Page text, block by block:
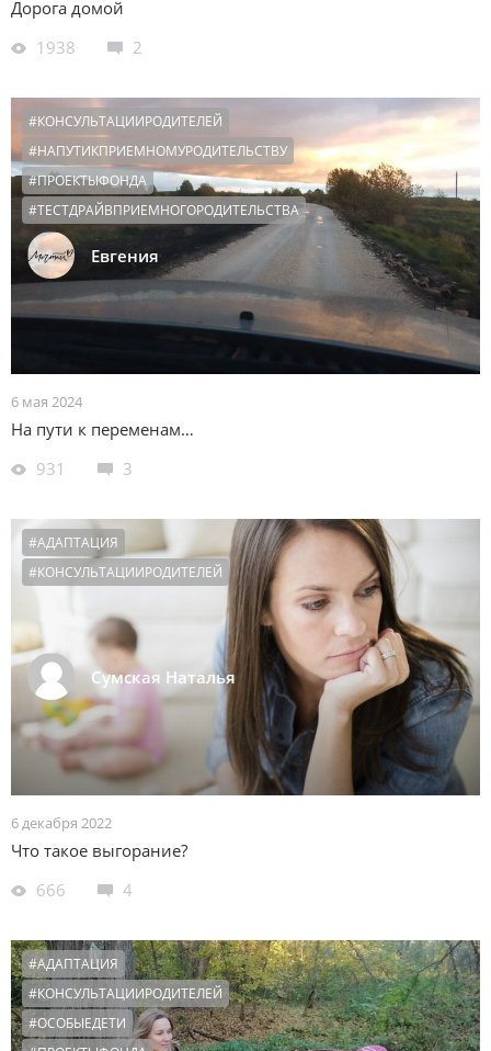
Дорога домой
1938
2
Евгения
#КОНСУЛЬТАЦИИРОДИТЕЛЕЙ
#НАПУТИКПРИЕМНОМУРОДИТЕЛЬСТВУ
#ПРОЕКТЫФОНДА
#ТЕСТДРАЙВПРИЕМНОГОРОДИТЕЛЬСТВА
6 мая 2024
На пути к переменам…
931
3
Сумская Наталья
#АДАПТАЦИЯ
#КОНСУЛЬТАЦИИРОДИТЕЛЕЙ
6 декабря 2022
Что такое выгорание?
666
4
#АДАПТАЦИЯ
#КОНСУЛЬТАЦИИРОДИТЕЛЕЙ
#ОСОБЫЕДЕТИ